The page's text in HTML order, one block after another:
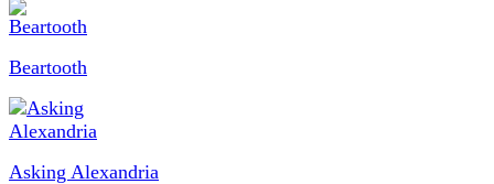
Beartooth
Asking Alexandria